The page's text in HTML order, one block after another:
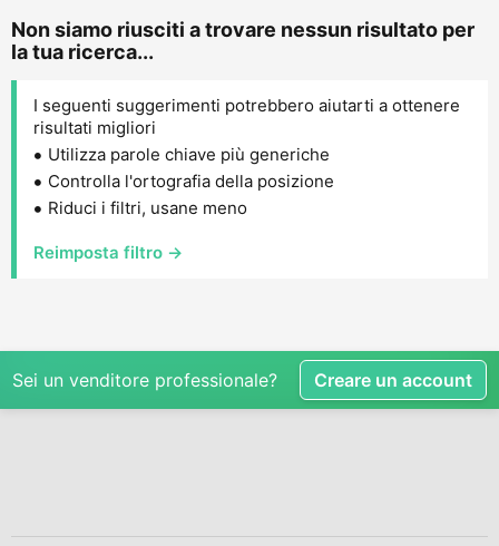
Non siamo riusciti a trovare nessun risultato per
la tua ricerca...
I seguenti suggerimenti potrebbero aiutarti a ottenere
risultati migliori
Utilizza parole chiave più generiche
Controlla l'ortografia della posizione
Riduci i filtri, usane meno
Reimposta filtro →
Sei un venditore professionale? Creare un account